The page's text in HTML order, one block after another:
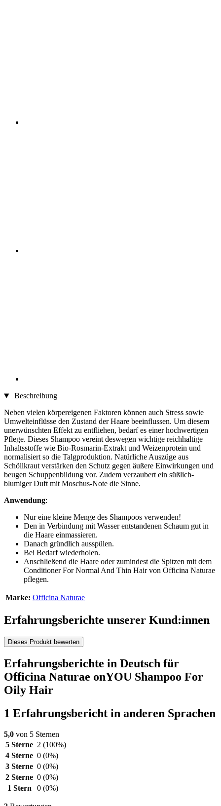
Beschreibung
Neben vielen körpereigenen Faktoren können auch Stress sowie
Umwelteinflüsse den Zustand der Haare beeinflussen. Um diesem
unerwünschten Effekt zu entfliehen, bedarf es einer hochwertigen
Pflege. Dieses Shampoo vereint deswegen wichtige reichhaltige
Inhaltsstoffe wie Bio-Rosmarin-Extrakt und Weizenprotein und
normalisiert so die Talgproduktion. Natürliche Auszüge aus
Schöllkraut verstärken den Schutz gegen äußere Einwirkungen und
beugen Schuppenbildung vor. Zudem verzaubert ein süßlich-
blumiger Duft mit Moschus-Note die Sinne.
Anwendung:
Nur eine kleine Menge des Shampoos verwenden!
Den in Verbindung mit Wasser entstandenen Schaum gut in
die Haare einmassieren.
Danach gründlich ausspülen.
Bei Bedarf wiederholen.
Anschließend die Haare oder zumindest die Spitzen mit dem
Conditioner For Normal And Thin Hair von Officina Naturae
pflegen.
Marke: Officina Naturae
Erfahrungsberichte unserer Kund:innen
Dieses Produkt bewerten
Erfahrungsberichte in Deutsch für
Officina Naturae onYOU Shampoo For
Oily Hair
1 Erfahrungsbericht in anderen Sprachen
5,0 von 5 Sternen
5 Sterne 2 (100%)
4 Sterne 0 (0%)
3 Sterne 0 (0%)
2 Sterne 0 (0%)
1 Stern
0 (0%)